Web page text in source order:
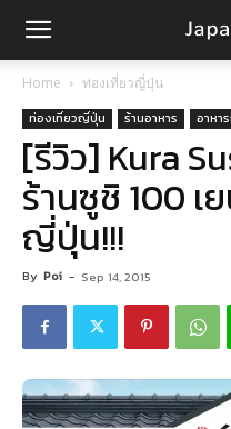
Home ท่องเที่ยวญี่ปุ่น
ท่องเที่ยวญี่ปุ่น ร้านอาหาร อาหา
[รีวิว] Kura
ร้านซูชิ 100
ญี่ปุ่น!!!
By Poi - Sep 14, 2015